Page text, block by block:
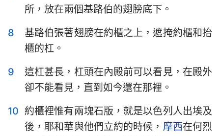
瑪拉基書
所，放在兩個基路伯的翅膀底下。
8
基路伯張著翅膀在約櫃之上，遮掩約櫃和抬
櫃的杠。
9
這杠甚長，杠頭在內殿前可以看見，在殿外
卻不能看見，直到如今還在那裡。
10 約櫃裡惟有兩塊石版，就是以色列人出埃及
後，耶和華與他們立約的時候， 摩西在何烈